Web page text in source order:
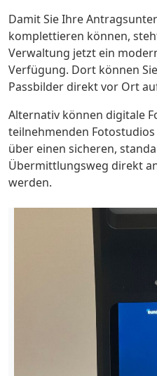
Damit Sie Ihre
komplettieren können,
Verwaltung jetzt ein
Verfügung. Dort können
Passbilder direkt vor Ort
Alternativ können digitale
teilnehmenden
über einen sicheren,
Übermittlungsweg direkt
werden.